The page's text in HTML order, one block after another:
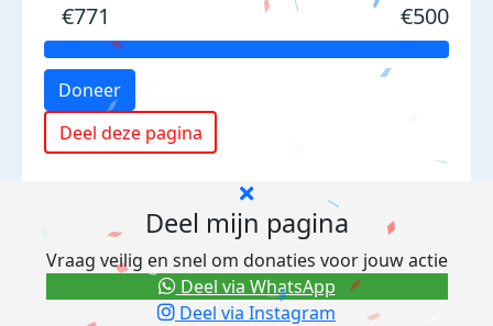
€771 €500
Doneer
Deel deze pagina
Deel mijn pagina
Vraag veilig en snel om donaties voor jouw actie
Deel via Instagram
Deel via WhatsApp